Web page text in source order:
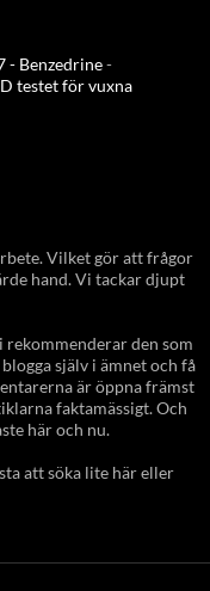
- Benzedrine-
testet för vuxna
Vilket gör att frågor
hand. Vi tackar djupt
den som
själv i ämnet och få
är öppna främst
faktamässigt. Och
här och nu.
att söka lite här eller